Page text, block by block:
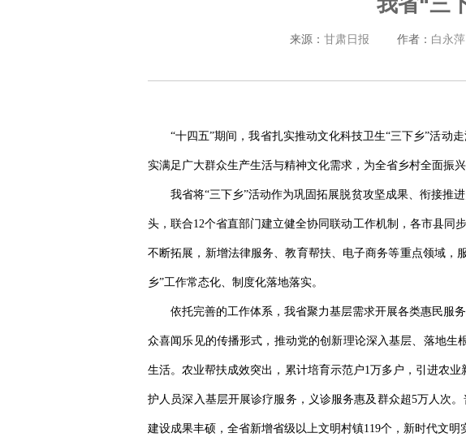
来源： 甘肃日报 作者： 白永萍
“十四五”期间，我省扎实推动文化科技卫生“三下乡”活动
实满足广大群众生产生活与精神文化需求，为全省乡村全面振兴
我省将“三下乡”活动作为巩固拓展脱贫攻坚成果、衔接推
头，联合12个省直部门建立健全协同联动工作机制，各市县同
不断拓展，新增法律服务、教育帮扶、电子商务等重点领域，
乡”工作常态化、制度化落地落实。
依托完善的工作体系，我省聚力基层需求开展各类惠民服
众喜闻乐见的传播形式，推动党的创新理论深入基层、落地生
生活。农业帮扶成效突出，累计培育示范户1万多户，引进农
护人员深入基层开展诊疗服务，义诊服务惠及群众超5万人次
建设成果丰硕，全省新增省级以上文明村镇119个，新时代文明